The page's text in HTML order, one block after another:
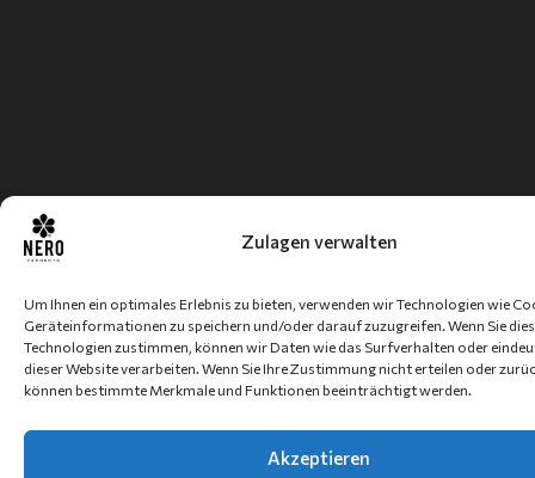
Zulagen verwalten
Um Ihnen ein optimales Erlebnis zu bieten, verwenden wir Technologien wie
Geräteinformationen zu speichern und/oder darauf zuzugreifen. Wenn Sie
Technologien zustimmen, können wir Daten wie das Surfverhalten oder
dieser Website verarbeiten. Wenn Sie Ihre Zustimmung nicht erteilen oder
können bestimmte Merkmale und Funktionen beeinträchtigt werden.
Akzeptieren